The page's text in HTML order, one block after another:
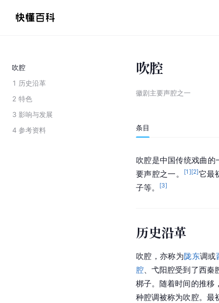
吹腔
1 历史沿革
2 特色
3 影响与发展
4 参考资料
吹腔
徽剧主要声腔之一
条目
吹腔是中国传统戏曲的
要声腔之一。
[1 ][2]它最
子等。
[3]
历史沿革
吹腔，亦称为陇东调或
腔 、弋阳腔受到了西
梆子。随着时间的推移
种腔调被称为吹腔。最